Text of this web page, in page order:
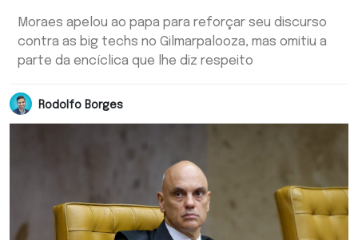
Moraes apelou ao papa para reforçar seu discurso
contra as big techs no Gilmarpalooza, mas omitiu a
parte da encíclica que lhe diz respeito
Rodolfo Borges